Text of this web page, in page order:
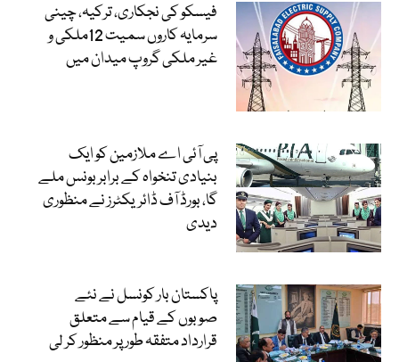
فیسکو کی نجکاری، ترکیہ، چینی
سرمایہ کاروں سمیت 12ملکی و
غیر ملکی گروپ میدان میں
پی آئی اے ملازمین کو ایک
بنیادی تنخواہ کے برابر بونس ملے
گا، بورڈ آف ڈائریکٹرز نے منظوری
دیدی
پاکستان بار کونسل نے نئے
صوبوں کے قیام سے متعلق
قرارداد متفقہ طور پر منظور کر لی